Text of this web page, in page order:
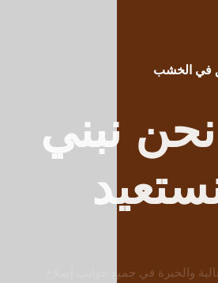
نثق في الخشب
العالية والخبرة في جميع جوانب